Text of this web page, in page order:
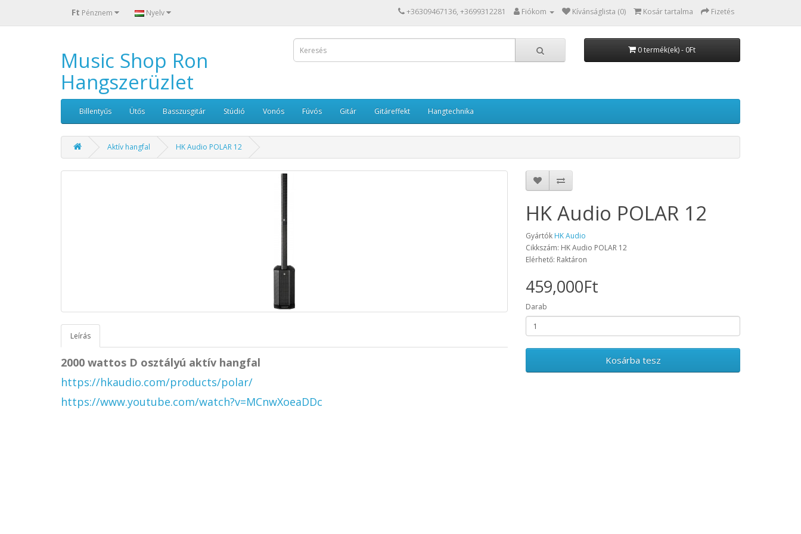
Ft Pénznem Nyelv +36309467136, +3699312281 Fiókom Kívánságlista (0) Kosár tartalma Fizetés
Music Shop Ron
Hangszerüzlet
0 termék(ek) - 0Ft
Billentyűs Ütős Basszusgitár Stúdió Vonós Fúvós Gitár Gitáreffekt Hangtechnika
Aktív hangfal HK Audio POLAR 12
Leírás
2000 wattos D osztályú aktív hangfal
https://hkaudio.com/products/polar/
https://www.youtube.com/watch?v=MCnwXoeaDDc
HK Audio POLAR 12
Gyártók HK Audio
Cikkszám: HK Audio POLAR 12
Elérhető: Raktáron
459,000Ft
Darab
Kosárba tesz